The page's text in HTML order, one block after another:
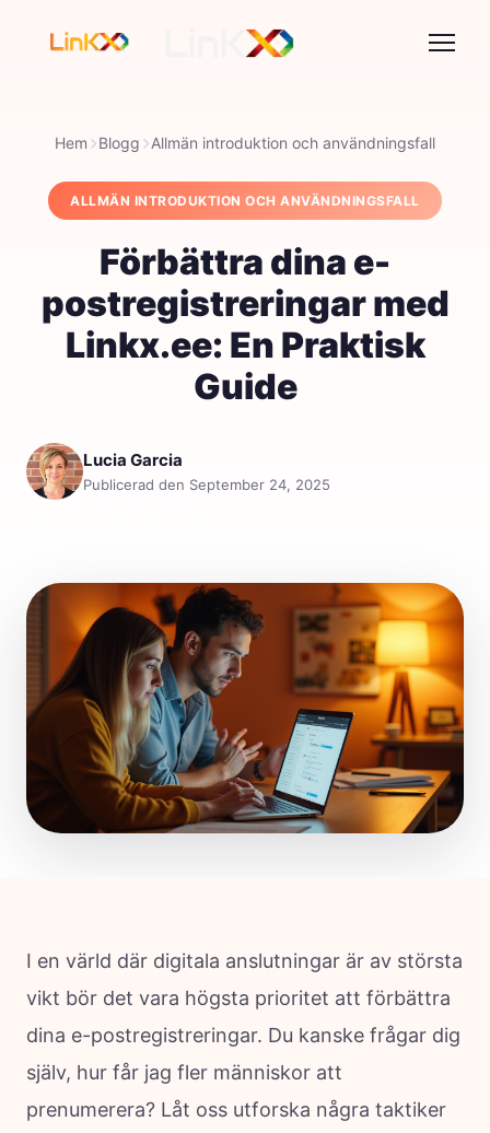
Hem Blogg Allmän introduktion och användningsfall
ALLMÄN INTRODUKTION OCH ANVÄNDNINGSFALL
Förbättra dina e-
postregistreringar med
Linkx.ee: En Praktisk
Guide
Lucia Garcia
Publicerad den September 24, 2025
I en värld där digitala anslutningar är av största
vikt bör det vara högsta prioritet att förbättra
dina e-postregistreringar. Du kanske frågar dig
själv, hur får jag fler människor att
prenumerera? Låt oss utforska några taktiker